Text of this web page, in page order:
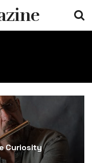
Curiosity